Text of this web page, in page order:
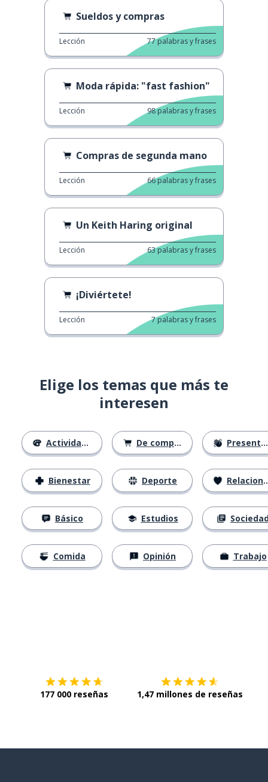
Sueldos y compras
Lección 77palabras y frases
Moda rápida: "fast fashion"
Lección 98palabras y frases
Compras de segunda mano
Lección 66palabras y frases
Un Keith Haring original
Lección 63palabras y frases
¡Diviértete!
Lección 7palabras y frases
Elige los temas que más te
interesen
Actividades
Bienestar
Básico
Comida
De compras
Deporte
Estudios
Opinión
Presentación
Relaciones
Trabajo
177 000 reseñas 1,47 millones de reseñas